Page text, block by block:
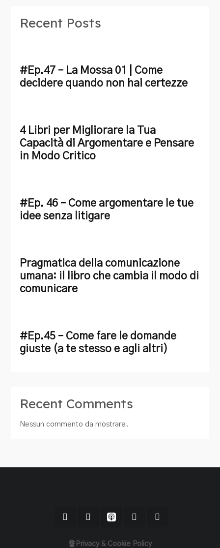
Recent Posts
#Ep.47 – La Mossa 01 | Come
decidere quando non hai certezze
4 Libri per Migliorare la Tua
Capacità di Argomentare e Pensare
in Modo Critico
#Ep. 46 – Come argomentare le tue
idee senza litigare
Pragmatica della comunicazione
umana: il libro che cambia il modo di
comunicare
#Ep.45 – Come fare le domande
giuste (a te stesso e agli altri)
Recent Comments
Nessun commento da mostrare.
🔏Privacy & Cookie Policy